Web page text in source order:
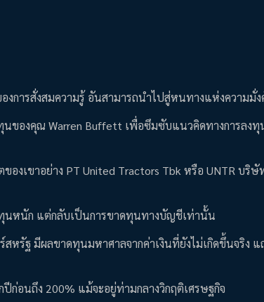
การสั่งสมความรู้ อันสามารถนำไปสู่หนทางแห่งความมั่ง
นของคุณ Warren Buffett เพื่อซึมซับแนวคิดทางการลงทุ
องเขาอย่าง PT United Tractors Tbk หรือ UNTR บริ
ทุนหนัก แต่กลับเป็นการขาดทุนทางบัญชีเท่านั้น
รัฐ มีผลขาดทุนมหาศาลจากค่าเงินที่ยังไม่เกิดขึ้นจริง แ
ปีก่อนถึง 200% แม้จะอยู่ท่ามกลางวิกฤติเศรษฐกิจ